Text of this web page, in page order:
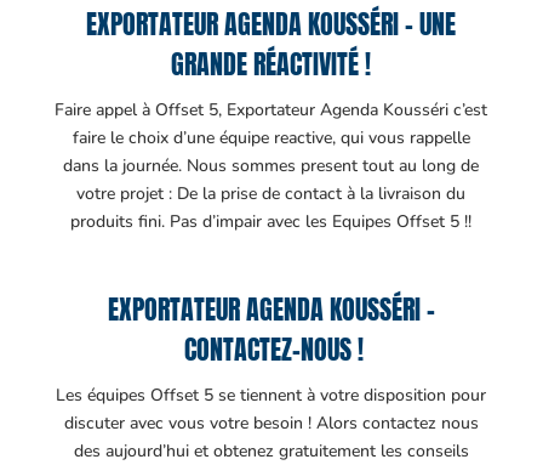
EXPORTATEUR AGENDA KOUSSÉRI – UNE
GRANDE RÉACTIVITÉ !
Faire appel à Offset 5, Exportateur Agenda Kousséri c’est
faire le choix d’une équipe reactive, qui vous rappelle
dans la journée. Nous sommes present tout au long de
votre projet : De la prise de contact à la livraison du
produits fini. Pas d’impair avec les Equipes Offset 5 !!
EXPORTATEUR AGENDA KOUSSÉRI –
CONTACTEZ-NOUS !
Les équipes Offset 5 se tiennent à votre disposition pour
discuter avec vous votre besoin ! Alors contactez nous
des aujourd’hui et obtenez gratuitement les conseils